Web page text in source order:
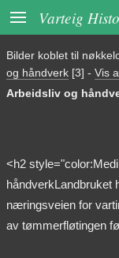
 Varteig
Bilder koblet til
og håndverk [3] - Vis
Arbeidsliv og
<h2
næringsveien for
av tømmerfløtingen